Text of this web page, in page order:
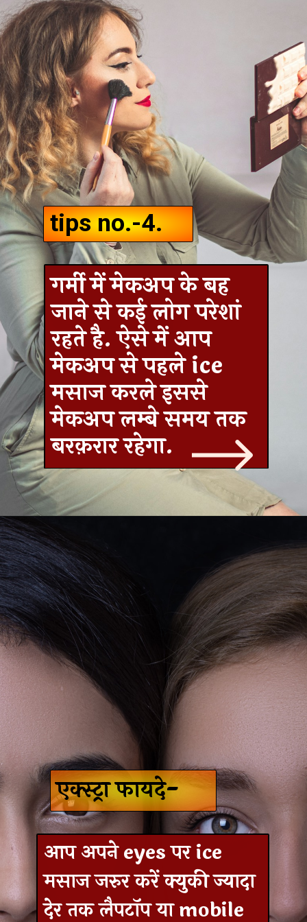
tips no.-4.
गर्मी में मेकअप के बह
जाने से कई लोग परेशां
रहते है. ऐसे में आप
मेकअप से पहले ice
मसाज करले इससे
मेकअप लम्बे समय तक
बरक़रार रहेगा.
एक्स्ट्रा फायदे-
आप अपने eyes पर ice
मसाज जरुर करें क्युकी ज्यादा
देर तक लैपटॉप या mobile